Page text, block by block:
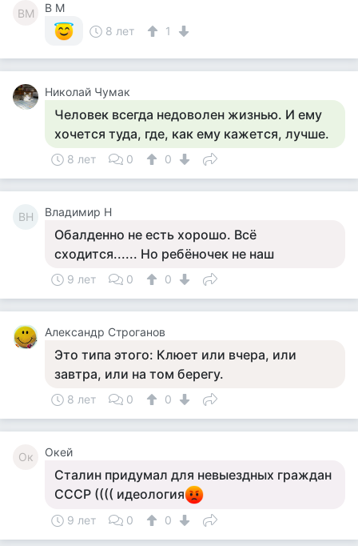
ВМ
В М
8 лет
1
Николай Чумак
Человек всегда недоволен жизнью. И ему
хочется туда, где, как ему кажется, лучше.
8 лет 0 0
ВН Владимир Н
Обалденно не есть хорошо. Всё
сходится...... Но ребёночек не наш
9 лет 0 0
Александр Строганов
Это типа этого: Клюет или вчера, или
завтра, или на том берегу.
8 лет 0 0
Ок Окей
Сталин придумал для невыездных граждан
СССР (((( идеология
9 лет 0 0